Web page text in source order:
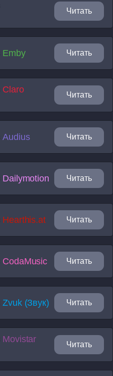
Читать
Emby Читать
Claro
Читать
Audius Читать
Dailymotion Читать
Hearthis.at Читать
CodaMusic Читать
Zvuk (Звук) Читать
Movistar
Читать